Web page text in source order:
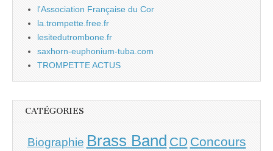
l'Association Française du Cor
la.trompette.free.fr
lesitedutrombone.fr
saxhorn-euphonium-tuba.com
TROMPETTE ACTUS
CATÉGORIES
Biographie Brass Band CD Concours